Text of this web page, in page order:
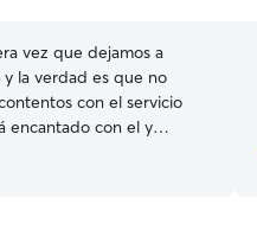
vez que dejamos a
y la verdad es que no
con el servicio
encantado con el y
😊